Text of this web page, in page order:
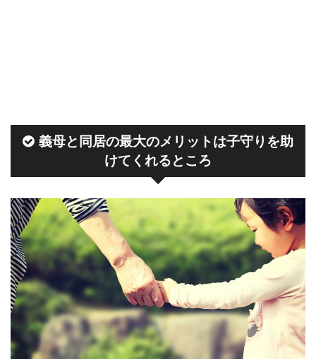
義母と同居の最大のメリットは子守りを助
けてくれるところ